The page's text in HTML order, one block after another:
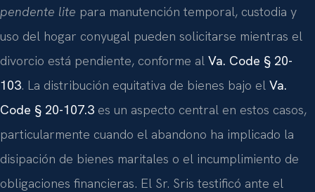
pendente lite para manutención temporal, custodia y
uso del hogar conyugal pueden solicitarse mientras el
divorcio está pendiente, conforme al Va. Code § 20-
103. La distribución equitativa de bienes bajo el Va.
Code § 20-107.3 es un aspecto central en estos casos,
particularmente cuando el abandono ha implicado la
disipación de bienes maritales o el incumplimiento de
obligaciones financieras. El Sr. Sris testificó ante el